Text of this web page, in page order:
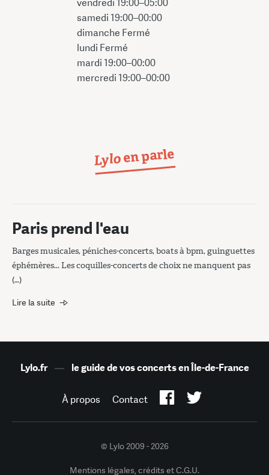
vendredi 19:00–05:00
samedi 19:00–00:00
dimanche Fermé
lundi Fermé
mardi 19:00–00:00
mercredi 19:00–00:00
Lyloen parle
Paris prend l'eau
Barges musicales, péniches-concerts, boats à bpm, guinguettes
éphémères... Les coquilles-concerts de choix ne manquent pas
(…)
Lire la suite
Lylo.fr— le guide de vos concerts en Île-de-France
À propos Contact
© Lylo 2009 - 2026
Mentions légales, crédits et C.G.U.